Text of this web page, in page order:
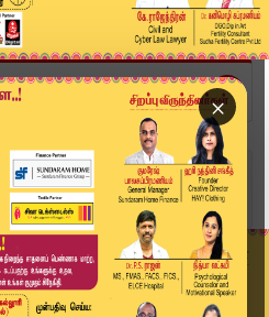
×
முதல்வர் விஜய்ய...